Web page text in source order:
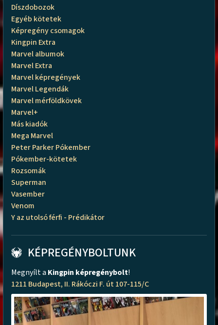
Díszdobozok
Egyéb kötetek
Képregény csomagok
Kingpin Extra
Marvel albumok
Marvel Extra
Marvel képregények
Marvel Legendák
Marvel mérföldkövek
Marvel+
Más kiadók
Mega Marvel
Peter Parker Pókember
Pókember-kötetek
Rozsomák
Superman
Vasember
Venom
Y az utolsó férfi - Prédikátor
KÉPREGÉNYBOLTUNK
Megnyílt a Kingpin képregénybolt!
1211 Budapest, II. Rákóczi F. út 107-115/C